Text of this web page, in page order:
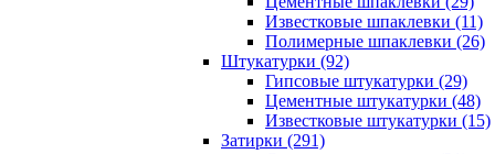
Известковые шпаклевки (11)
Полимерные шпаклевки (26)
Штукатурки (92)
Гипсовые штукатурки (29)
Цементные штукатурки (48)
Известковые штукатурки (15)
Затирки (291)